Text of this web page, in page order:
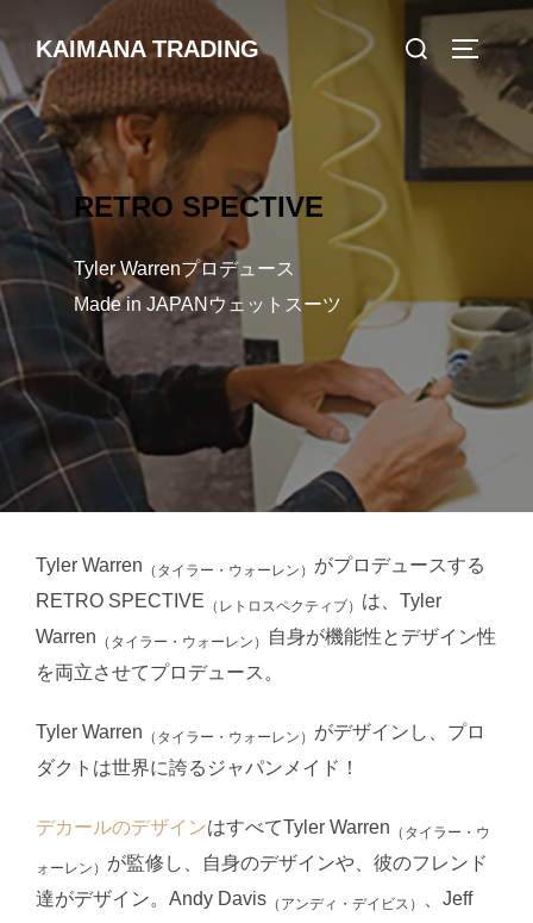
ン
テ
ン
ツ
へ
ッ
プ
KAIMANA TRADING
検
サイド
RETRO SPECTIVE
Tyler Warrenプロデュース
Made in JAPANウェットスーツ
Tyler Warren （タイラー・ウォーレン） がプロデュースする
RETRO SPECTIVE （レトロスペクティブ） は、Tyler
Warren （タイラー・ウォーレン）
自身が機能性とデザイン性
を両立させてプロデュース。
Tyler Warren （タイラー・ウォーレン） がデザインし、プロ
ダクトは世界に誇るジャパンメイド！
デカールのデザインはすべてTyler Warren （タイラー・ウ
ォーレン） が監修し、自身のデザインや、彼のフレンド
達がデザイン。Andy Davis （アンディ・デイビス）
、Jeff